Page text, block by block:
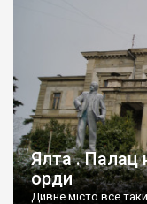
Ялта . Палац
орди
Дивне місто все